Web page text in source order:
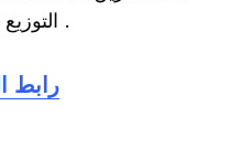
التوزيع والتخزين وتسهيلات الشحن .
رابط